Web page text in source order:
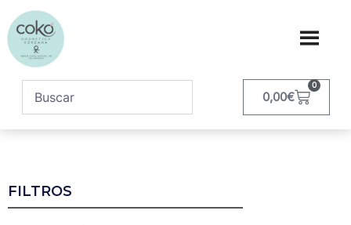
0,00€
0
FILTROS